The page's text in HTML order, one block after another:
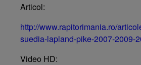
Articol:
http://www.rapitorimania.ro/
suedia-lapland-pike-2007-2009-
Video HD: